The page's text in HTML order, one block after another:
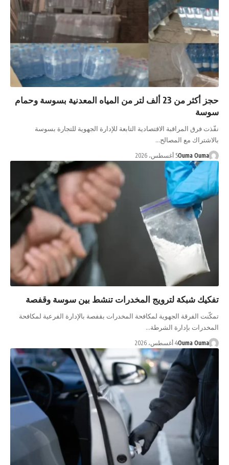
حجز أكثر من 23 ألف لتر من المياه المعدنية بسوسة وحمام
سوسة
نفّذت فرق المراقبة الاقتصادية التابعة للإدارة الجهوية للتجارة بسوسة
بالاشتراك مع المصالح…
Ouma Ouma5 أغسطس، 2026
تفكيك شبكة لترويج المخدرات تنشط بين سوسة وقفصة
تمكّنت الفرقة الجهوية لمكافحة المخدرات بقفصة بالإدارة الفرعية لمكافحة
المخدرات بإدارة الشرطة…
Ouma Ouma4 أغسطس، 2026